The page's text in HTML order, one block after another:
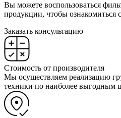
Вы можете воспользоваться
продукции, чтобы ознакомиться
Заказать консультацию
Стоимость от производителя
Мы осуществляем реализацию
техники по наиболее выгодным